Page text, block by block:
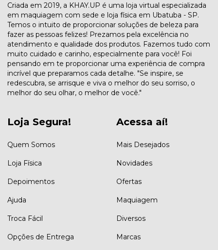
Criada em 2019, a KHAY.UP é uma loja virtual especializada
em maquiagem com sede e loja física em Ubatuba - SP.
Temos o intuito de proporcionar soluções de beleza para
fazer as pessoas felizes! Prezamos pela excelência no
atendimento e qualidade dos produtos. Fazemos tudo com
muito cuidado e carinho, especialmente para você! Foi
pensando em te proporcionar uma experiência de compra
incrível que preparamos cada detalhe. "Se inspire, se
redescubra, se arrisque e viva o melhor do seu sorriso, o
melhor do seu olhar, o melhor de você."
Loja Segura!
Quem Somos
Loja Física
Depoimentos
Ajuda
Troca Fácil
Opções de Entrega
Acessa aí!
Mais Desejados
Novidades
Ofertas
Maquiagem
Diversos
Marcas